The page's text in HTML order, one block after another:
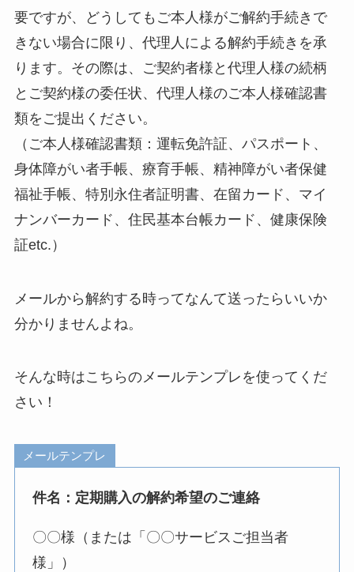
要ですが、どうしてもご本人様がご解約手続きで
きない場合に限り、代理人による解約手続きを承
ります。その際は、ご契約者様と代理人様の続柄
とご契約様の委任状、代理人様のご本人様確認書
類をご提出ください。
（ご本人様確認書類：運転免許証、パスポート、
身体障がい者手帳、療育手帳、精神障がい者保健
福祉手帳、特別永住者証明書、在留カード、マイ
ナンバーカード、住民基本台帳カード、健康保険
証etc.）
メールから解約する時ってなんて送ったらいいか
分かりませんよね。
そんな時はこちらのメールテンプレを使ってくだ
さい！
メールテンプレ
件名：定期購入の解約希望のご連絡
〇〇様（または「〇〇サービスご担当者
様」）